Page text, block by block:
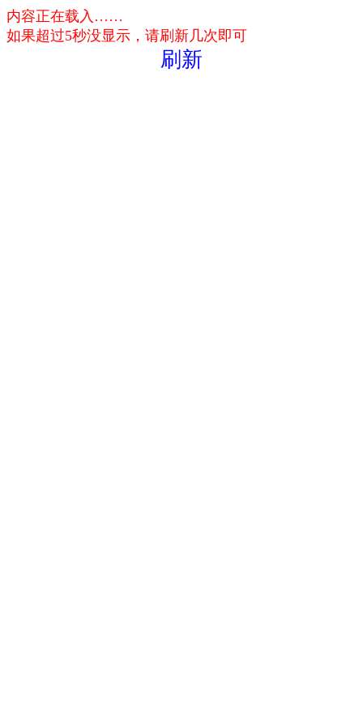
内容正在载入……
如果超过5秒没显示，请刷新几次即可
刷新